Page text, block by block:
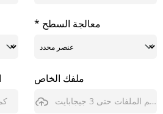
* معالجة السطح
ملفك الخاص
يدعم الملفات حتى 3 جيجابايت